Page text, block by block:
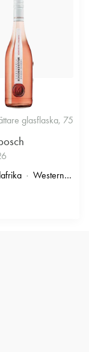
glasflaska, 750ml
Western Cape